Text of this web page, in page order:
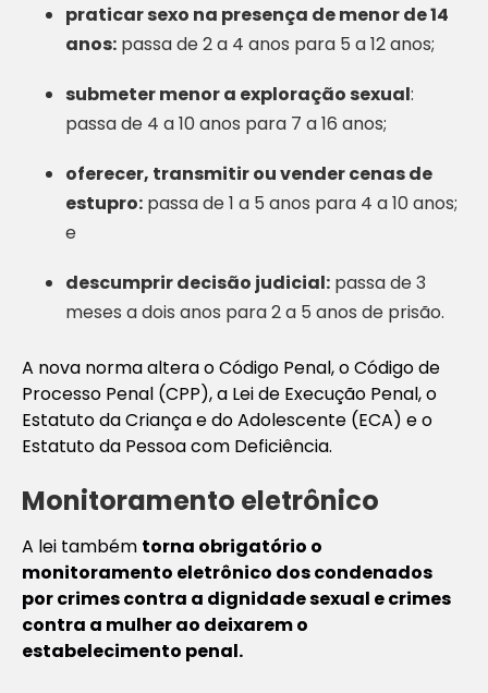
praticar sexo na presença de menor de 14
anos: passa de 2 a 4 anos para 5 a 12 anos;
submeter menor a exploração sexual:
passa de 4 a 10 anos para 7 a 16 anos;
oferecer, transmitir ou vender cenas de
estupro: passa de 1 a 5 anos para 4 a 10 anos;
e
descumprir decisão judicial: passa de 3
meses a dois anos para 2 a 5 anos de prisão.
A nova norma altera o Código Penal, o Código de
Processo Penal (CPP), a Lei de Execução Penal, o
Estatuto da Criança e do Adolescente (ECA) e o
Estatuto da Pessoa com Deficiência.
Monitoramento eletrônico
A lei também torna obrigatório o
monitoramento eletrônico dos condenados
por crimes contra a dignidade sexual e crimes
contra a mulher ao deixarem o
estabelecimento penal.